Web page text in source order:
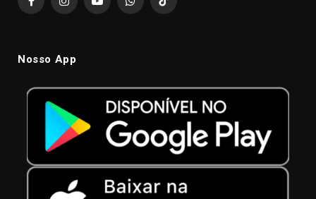
FacebookInstagramYouTubeWhatsAppTikTok
Nosso App